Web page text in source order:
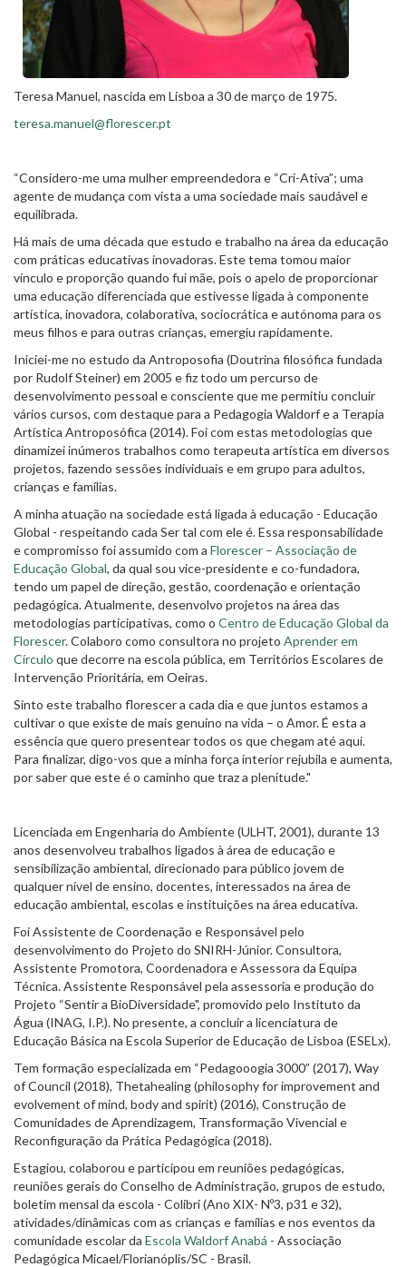
Teresa Manuel, nascida em Lisboa a 30 de março de 1975.
teresa.manuel@florescer.pt
“Considero-me uma mulher empreendedora e “Cri-Ativa”; uma
agente de mudança com vista a uma sociedade mais saudável e
equilibrada.
Há mais de uma década que estudo e trabalho na área da educação
com práticas educativas inovadoras. Este tema tomou maior
vínculo e proporção quando fui mãe, pois o apelo de proporcionar
uma educação diferenciada que estivesse ligada à componente
artística, inovadora, colaborativa, sociocrática e autónoma para os
meus filhos e para outras crianças, emergiu rapidamente.
Iniciei-me no estudo da Antroposofia (Doutrina filosófica fundada
por Rudolf Steiner) em 2005 e fiz todo um percurso de
desenvolvimento pessoal e consciente que me permitiu concluir
vários cursos, com destaque para a Pedagogia Waldorf e a Terapia
Artística Antroposófica (2014). Foi com estas metodologias que
dinamizei inúmeros trabalhos como terapeuta artística em diversos
projetos, fazendo sessões individuais e em grupo para adultos,
crianças e famílias.
A minha atuação na sociedade está ligada à educação - Educação
Global - respeitando cada Ser tal com ele é. Essa responsabilidade
e compromisso foi assumido com a Florescer – Associação de
Educação Global, da qual sou vice-presidente e co-fundadora,
tendo um papel de direção, gestão, coordenação e orientação
pedagógica. Atualmente, desenvolvo projetos na área das
metodologias participativas, como o Centro de Educação Global da
Florescer. Colaboro como consultora no projeto Aprender em
Círculo que decorre na escola pública, em Territórios Escolares de
Intervenção Prioritária, em Oeiras.
Sinto este trabalho florescer a cada dia e que juntos estamos a
cultivar o que existe de mais genuíno na vida – o Amor. É esta a
essência que quero presentear todos os que chegam até aqui.
Para finalizar, digo-vos que a minha força interior rejubila e aumenta,
por saber que este é o caminho que traz a plenitude."
Licenciada em Engenharia do Ambiente (ULHT, 2001), durante 13
anos desenvolveu trabalhos ligados à área de educação e
sensibilização ambiental, direcionado para público jovem de
qualquer nível de ensino, docentes, interessados na área de
educação ambiental, escolas e instituições na área educativa.
Foi Assistente de Coordenação e Responsável pelo
desenvolvimento do Projeto do SNIRH-Júnior.Consultora,
Assistente Promotora, Coordenadora e Assessora da Equipa
Técnica. Assistente Responsável pela assessoria e produção do
Projeto “Sentir a BioDiversidade", promovido pelo Instituto da
Água (INAG, I.P.). No presente, a concluir a licenciatura de
Educação Básica na Escola Superior de Educação de Lisboa (ESELx).
Tem formação especializada em “Pedagooogia 3000” (2017), Way
of Council (2018), Thetahealing (philosophy for improvement and
evolvement of mind, body and spirit) (2016), Construção de
Comunidades de Aprendizagem, Transformação Vivencial e
Reconfiguração da Prática Pedagógica (2018).
Estagiou, colaborou e participou em reuniões pedagógicas,
reuniões gerais do Conselho de Administração, grupos de estudo,
boletim mensal da escola - Colibri (Ano XIX- Nº3, p31 e 32),
atividades/dinâmicas com as crianças e famílias e nos eventos da
comunidade escolar da Escola Waldorf Anabá - Associação
Pedagógica Micael/Florianóplis/SC - Brasil.